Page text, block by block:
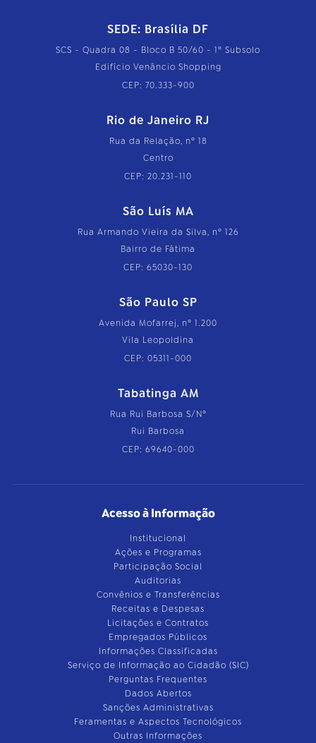
SEDE: Brasília DF
SCS - Quadra 08 - Bloco B 50/60 - 1º Subsolo
Edifício Venâncio Shopping
CEP: 70.333-900
Rio de Janeiro RJ
Rua da Relação, nº 18
Centro
CEP: 20.231-110
São Luís MA
Rua Armando Vieira da Silva, nº 126
Bairro de Fátima
CEP: 65030-130
São Paulo SP
Avenida Mofarrej, nº 1.200
Vila Leopoldina
CEP: 05311-000
Tabatinga AM
Rua Rui Barbosa S/Nº
Rui Barbosa
CEP: 69640-000
Acesso à Informação
Institucional
Ações e Programas
Participação Social
Auditorias
Convênios e Transferências
Receitas e Despesas
Licitações e Contratos
Empregados Públicos
Informações Classificadas
Serviço de Informação ao Cidadão (SIC)
Perguntas Frequentes
Dados Abertos
Sanções Administrativas
Feramentas e Aspectos Tecnológicos
Outras Informações